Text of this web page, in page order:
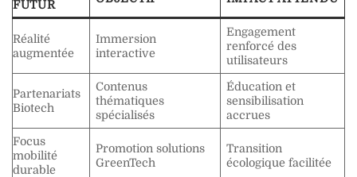
FUTUR
Réalité
augmentée
Immersion
interactive
Engagement
renforcé des
utilisateurs
Partenariats
Biotech
Contenus
thématiques
spécialisés
Éducation et
sensibilisation
accrues
Focus
mobilité
durable
Promotion solutions
GreenTech
Transition
écologique facilitée